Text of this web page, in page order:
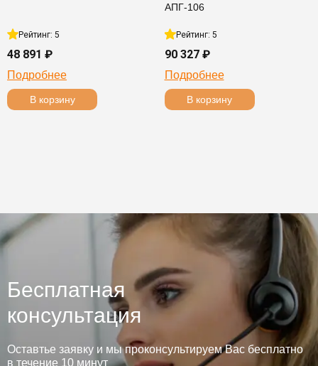
Рейтинг: 5
48 891 ₽
Подробнее
В корзину
АПГ-106
Рейтинг: 5
90 327 ₽
Подробнее
В корзину
Бесплатная
консультация
Оставтье заявку и мы проконсультируем Вас бесплатно
в течение 10 минут